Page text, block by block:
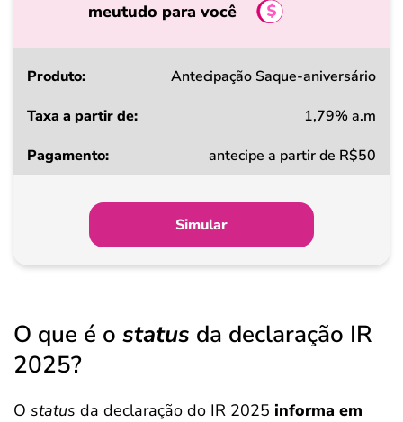
meutudo para você
Produto
a
Pagamento
Antecipação Saque-aniversário
1,79% a.m
antecipe a partir de R$50
Simular
O que é o status da declaração IR
2025?
O status da declaração do IR 2025 informa em